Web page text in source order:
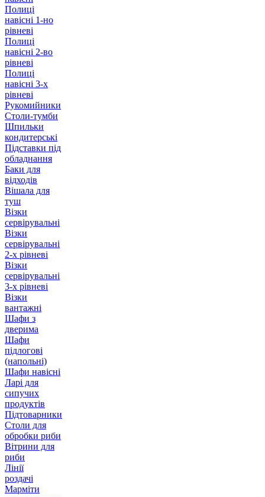
Полиці
навісні 1-но
рівневі
Полиці
навісні 2-во
рівневі
Полиці
навісні 3-х
рівневі
Рукомийники
Столи-тумби
Шпильки
кондитерські
Підставки під
обладнання
Баки для
відходів
Вішала для
туш
Візки
сервірувальні
Візки
сервірувальні
2-х рівневі
Візки
сервірувальні
3-х рівневі
Візки
вантажні
Шафи з
дверима
Шафи
підлогові
(напольні)
Шафи навісні
Ларі для
сипучих
продуктів
Підтоварники
Столи для
обробки риби
Вітрини для
риби
Лінії
роздачі
Марміти